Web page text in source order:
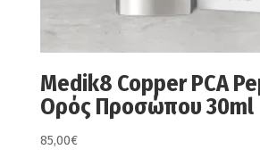
Medik8 Copper PCA
Ορός Προσώπου 30ml
85,00€